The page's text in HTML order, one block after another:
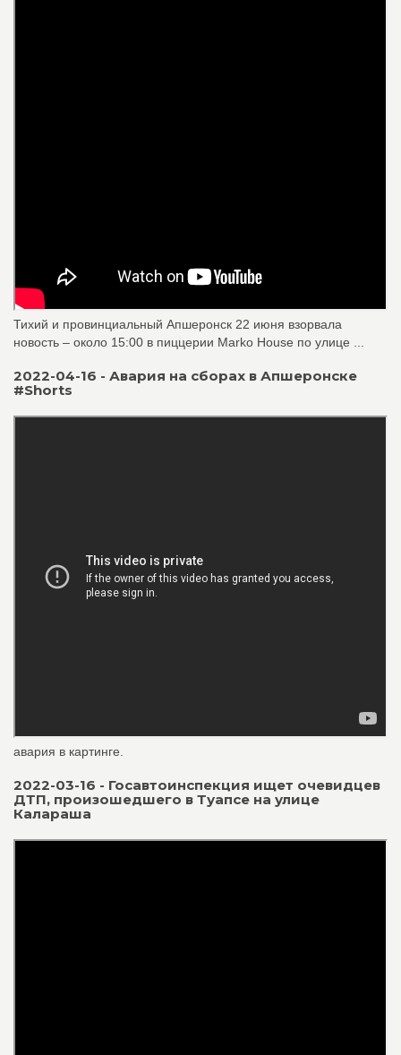
Тихий и провинциальный Апшеронск 22 июня взорвала
новость – около 15:00 в пиццерии Marko House по улице ...
2022-04-16 - Авария на сборах в Апшеронске
#Shorts
авария в картинге.
2022-03-16 - Госавтоинспекция ищет очевидцев
ДТП, произошедшего в Туапсе на улице
Калараша